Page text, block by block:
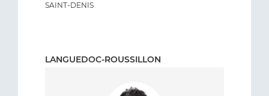
SAINT-DENIS
LANGUEDOC-ROUSSILLON